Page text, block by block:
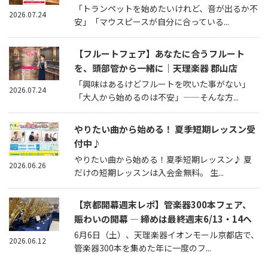
「トランペットを始めたいけれど、音が出るか不
安」「マウスピースが自分に合っている...
2026.07.24
【フルートフェア】あなたに合うフルート
を、頭部管から一緒に｜天理楽器 郡山店
「興味はあるけどフルートを吹いた事がない」
「大人から始めるのは不安」——そんな方...
2026.07.24
やりたい曲から始める！ 夏季短期レッスン受
付中♪
やりたい曲から始める！夏季短期レッスン♪ 夏
だけの短期レッスンは入会金無料。 生...
2026.06.26
【京都開幕週末レポ】管楽器300本フェア、
賑わいの開幕 — 締めは最終週末6/13・14へ
6月6日（土）、天理楽器イオンモール京都店で、
管楽器300本を集めた年に一度のフ...
2026.06.12